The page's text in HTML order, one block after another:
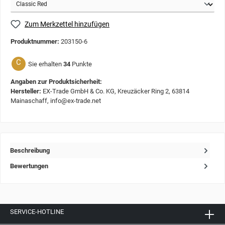
Zum Merkzettel hinzufügen
Produktnummer: 203150-6
C Sie erhalten 34 Punkte
Angaben zur Produktsicherheit:
Hersteller: EX-Trade GmbH & Co. KG, Kreuzäcker Ring 2, 63814
Mainaschaff, info@ex-trade.net
Beschreibung
Bewertungen
SERVICE-HOTLINE